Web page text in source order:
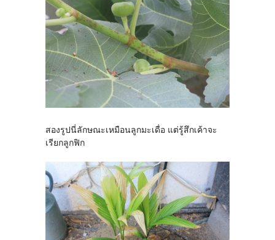
สองรูปนี่ลักษณะเหมือนลูกมะเดื่อ แต่รู้สึกเค้าจะ
เรียกลูกฟิก